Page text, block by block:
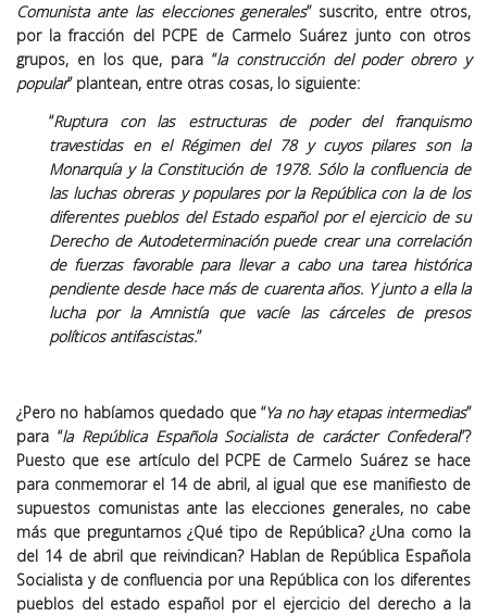
Comunista ante las elecciones generales” suscrito, entre otros,
por la fracción del PCPE de Carmelo Suárez junto con otros
grupos, en los que, para “la construcción del poder obrero y
popular” plantean, entre otras cosas, lo siguiente:
“Ruptura con las estructuras de poder del franquismo
travestidas en el Régimen del 78 y cuyos pilares son la
Monarquía y la Constitución de 1978. Sólo la confluencia de
las luchas obreras y populares por la República con la de los
diferentes pueblos del Estado español por el ejercicio de su
Derecho de Autodeterminación puede crear una correlación
de fuerzas favorable para llevar a cabo una tarea histórica
pendiente desde hace más de cuarenta años. Y junto a ella la
lucha por la Amnistía que vacíe las cárceles de presos
políticos antifascistas.”
¿Pero no habíamos quedado que “Ya no hay etapas intermedias”
para “la República Española Socialista de carácter Confederal”?
Puesto que ese artículo del PCPE de Carmelo Suárez se hace
para conmemorar el 14 de abril, al igual que ese manifiesto de
supuestos comunistas ante las elecciones generales, no cabe
más que preguntarnos ¿Qué tipo de República? ¿Una como la
del 14 de abril que reivindican? Hablan de República Española
Socialista y de confluencia por una República con los diferentes
pueblos del estado español por el ejercicio del derecho a la